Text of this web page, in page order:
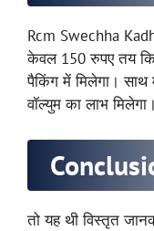
Rcm Swechha
केवल 150 रुपए तय
पैकिंग में मिलेगा।
वॉल्युम का लाभ मिलेगा।
तो यह थी विस्तृत